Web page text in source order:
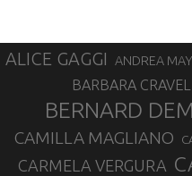
ALICE GAGGI ANDREA
BARBARA
BERNARD
CAMILLA MAGLIANO
CARMELA VERGURA